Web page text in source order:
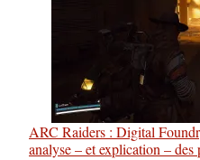
ARC Raiders : Digital
analyse – et explication – des